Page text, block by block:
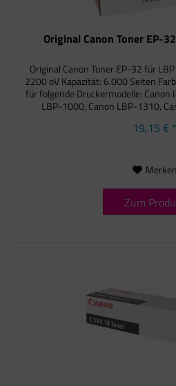
Original Canon Toner EP-
Original Canon Toner EP-32 für
2200 oV Kapazität: 6.000 Seiten
für folgende Druckermodelle:
LBP-1000, Canon LBP-1310,
19,15 € *
Merken
Zum